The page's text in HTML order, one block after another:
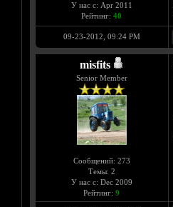
У нас с: Apr 2011
Рейтинг: 40
09-23-2012, 09:24 PM
misfits
Senior Member
Сообщений: 273
Темы: 2
У нас с: Dec 2009
Рейтинг: 9